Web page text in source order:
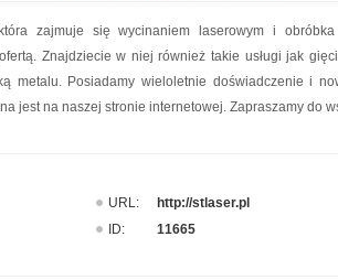
zajmuje się wycinaniem laserowym i
Znajdziecie w niej również takie usługi jak
metalu. Posiadamy wieloletnie doświadczenie i
jest na naszej stronie internetowej. Zapraszamy do
URL:
http://stlaser.pl
ID: 11665